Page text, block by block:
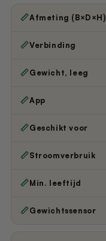
Afmeting (B×D×H)
Verbinding
Gewicht, leeg
App
Geschikt voor
Stroomverbruik
Min. leeftijd
Gewichtssensor